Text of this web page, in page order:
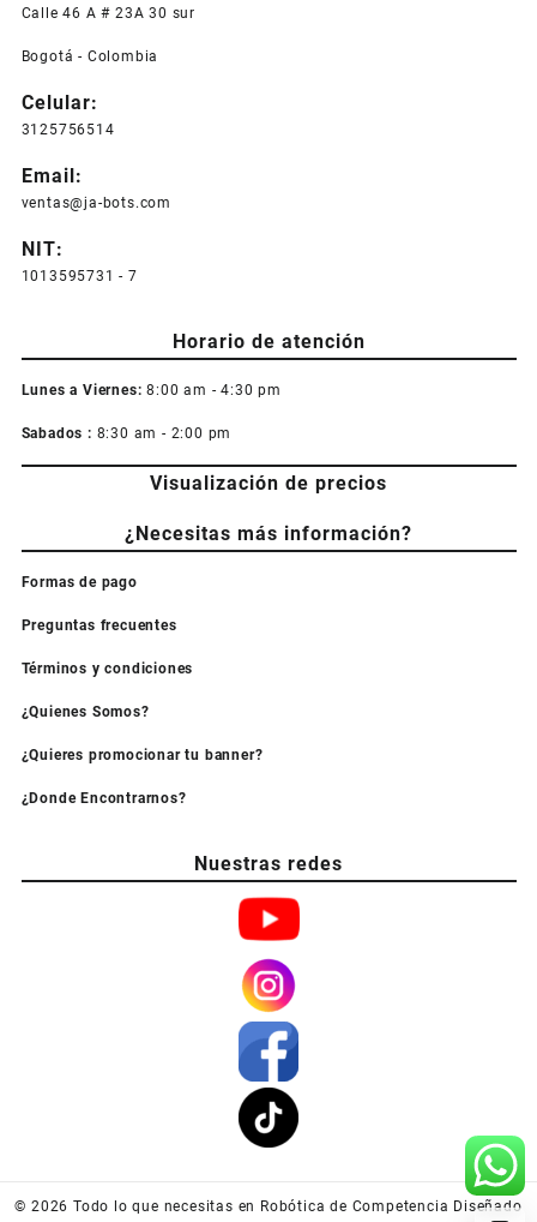
Calle 46 A # 23A 30 sur
Bogotá - Colombia
Celular:
3125756514
Email:
ventas@ja-bots.com
NIT:
1013595731 - 7
Horario de atención
Lunes a Viernes: 8:00 am - 4:30 pm
Sabados : 8:30 am - 2:00 pm
Visualización de precios
¿Necesitas más información?
Formas de pago
Preguntas frecuentes
Términos y condiciones
¿Quienes Somos?
¿Quieres promocionar tu banner?
¿Donde Encontrarnos?
Nuestras redes
© 2026 Todo lo que necesitas en Robótica de Competencia Diseñado